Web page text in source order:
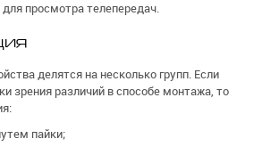
просмотра телепередач.
делятся на несколько групп. Если
зрения различий в способе монтажа, то
пайки;